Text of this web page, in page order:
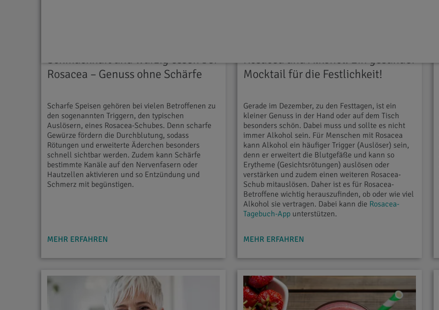
Schmackhaft und würzig essen bei
Rosacea – Genuss ohne Schärfe
Scharfe Speisen gehören bei vielen Betroffenen zu
den sogenannten Triggern, den typischen
Auslösern, eines Rosacea-Schubes. Denn scharfe
Gewürze fördern die Durchblutung, sodass
Rötungen und erweiterte Äderchen besonders
schnell sichtbar werden. Zudem kann Schärfe
bestimmte Kanäle auf den Nervenfasern oder
Hautzellen aktivieren und so Entzündung und
Schmerz mit begünstigen.
MEHR ERFAHREN
Rosacea und Alkohol: Ein gesunder
Mocktail für die Festlichkeit!
Gerade im Dezember, zu den Festtagen, ist ein
kleiner Genuss in der Hand oder auf dem Tisch
besonders schön. Dabei muss und sollte es nicht
immer Alkohol sein. Für Menschen mit Rosacea
kann Alkohol ein häufiger Trigger (Auslöser) sein,
denn er erweitert die Blutgefäße und kann so
Erytheme (Gesichtsrötungen) auslösen oder
verstärken und zudem einen weiteren Rosacea-
Schub mitauslösen. Daher ist es für Rosacea-
Betroffene wichtig herauszufinden, ob oder wie viel
Alkohol sie vertragen. Dabei kann die Rosacea-
Tagebuch-App unterstützen.
MEHR ERFAHREN